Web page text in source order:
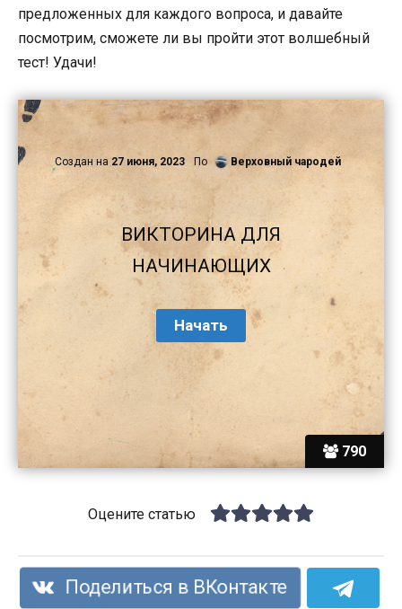
предложенных для каждого вопроса, и давайте
посмотрим, сможете ли вы пройти этот волшебный
тест! Удачи!
790
Создан на 27 июня, 2023 По Верховный чародей
ВИКТОРИНА ДЛЯ
НАЧИНАЮЩИХ
Оцените статью
Поделиться в ВКонтакте